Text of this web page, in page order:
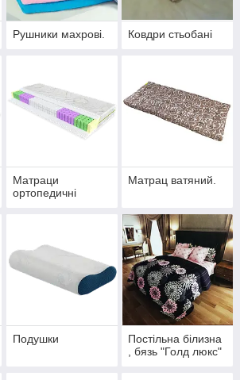
Рушники махрові. Ковдри стьобані
Матраци
ортопедичні
Матрац ватяний.
Подушки
Постільна білизна
, бязь "Голд люкс"